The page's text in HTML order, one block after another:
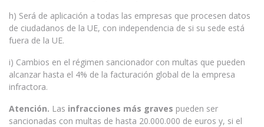
h) Será de aplicación a todas las empresas que procesen datos
de ciudadanos de la UE, con independencia de si su sede está
fuera de la UE.
i) Cambios en el régimen sancionador con multas que pueden
alcanzar hasta el 4% de la facturación global de la empresa
infractora.
Atención. Las infracciones más graves pueden ser
sancionadas con multas de hasta 20.000.000 de euros y, si el